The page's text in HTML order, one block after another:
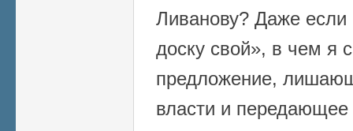
Ливанову? Даже
доску свой», в чем я
предложение,
власти и